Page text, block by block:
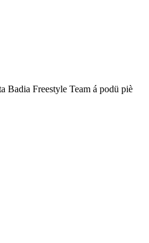
Badia Freestyle Team á podü piè